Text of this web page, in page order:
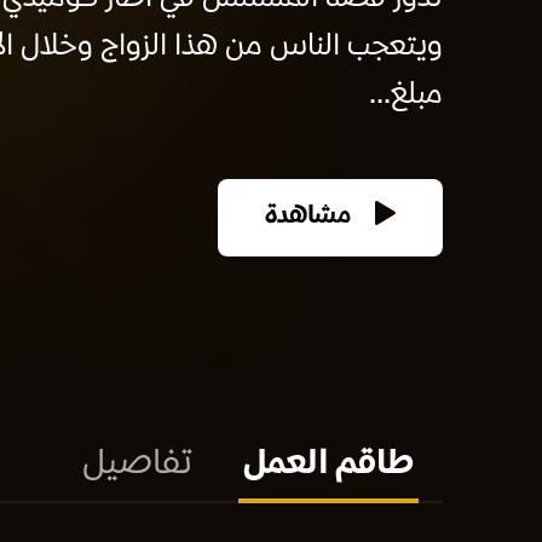
ويتعجب الناس من هذا الزواج وخلال
مبلغ...
مشاهدة
طاقم العمل تفاصيل